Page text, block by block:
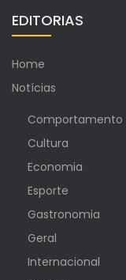
EDITORIAS
Home
Notícias
Comportamento
Cultura
Economia
Esporte
Gastronomia
Geral
Internacional